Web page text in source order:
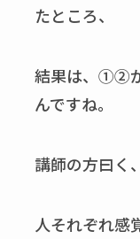
たところ、
結果は、①②
んですね。
講師の方曰く、
人それぞれ感